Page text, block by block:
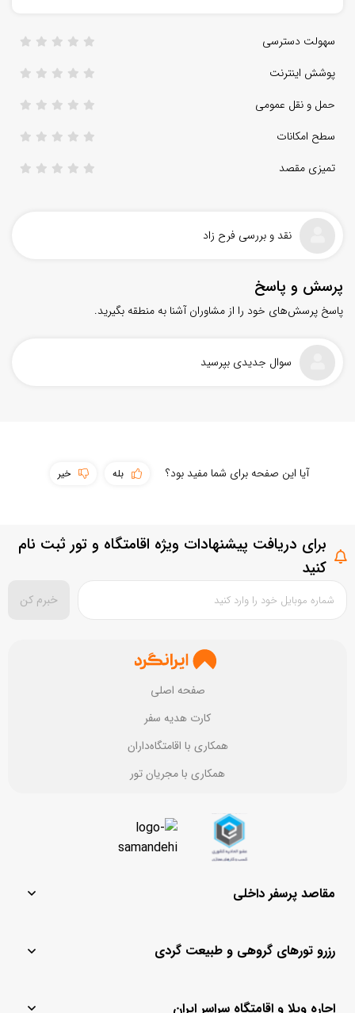
نقد و بررسی فرح زاد
پوشش اینترنت
سطح امکانات
تمیزی مقصد
پرسش و پاسخ
پاسخ پرسش‌های خود را از مشاوران آشنا به منطقه بگیرید.
سوال جدیدی بپرسید
بستن ثبت سوال
سهولت دسترسی
پوشش اینترنت
حمل و نقل عمومی
سطح امکانات
تمیزی مقصد
آیا این صفحه برای شما مفید بود؟ بله خیر
برای دریافت پیشنهادات ویژه اقامتگاه و تور ثبت نام
کنید
خبرم کن
همکاری با مجریان تور
همکاری با اقامتگاه‌داران
کارت هدیه سفر
صفحه اصلی
مقاصد پرسفر داخلی
تهران
ماسال
کیش
رزرو تورهای گروهی و طبیعت گردی
اجاره ویلا و اقامتگاه سراسر ایران